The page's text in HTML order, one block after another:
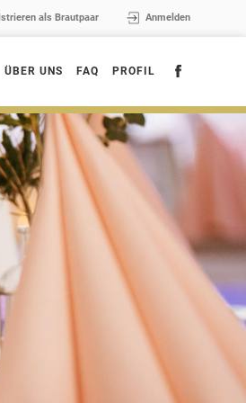
als Brautpaar Anmelden
ÜBER UNS FAQ PROFIL